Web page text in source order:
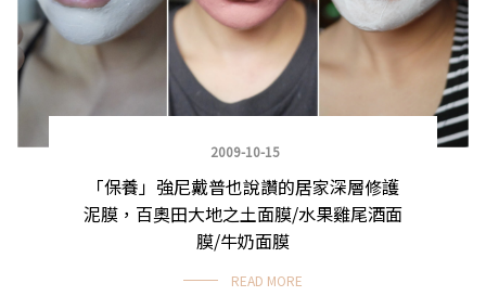
2009-10-15
「保養」強尼戴普也說讚的居家深層修護
泥膜，百奧田大地之土面膜/水果雞尾酒面
膜/牛奶面膜
READ MORE